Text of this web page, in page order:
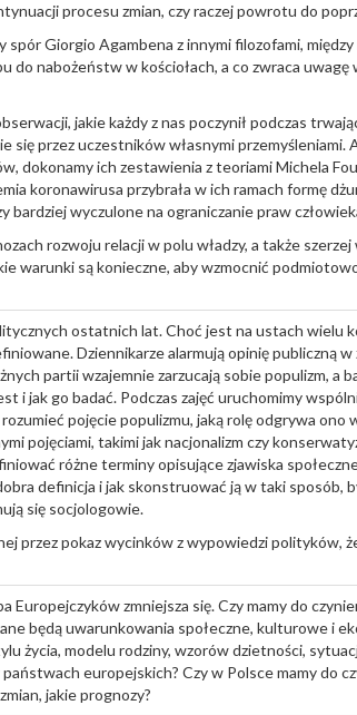
procesu zmian, czy raczej powrotu do
Giorgio Agambena z innymi filozofami,
do nabożeństw w kościołach, a co zwraca uwagę
jakie każdy z nas poczynił podczas
się przez uczestników własnymi przemyśleniami.
dokonamy ich zestawienia z teoriami Michela
koronawirusa przybrała w ich ramach formę
bardziej wyczulone na ograniczanie praw
rozwoju relacji w polu władzy, a także szerzej
warunki są konieczne, aby wzmocnić
ostatnich lat. Choć jest na ustach wielu
Dziennikarze alarmują opinię publiczną w
partii wzajemnie zarzucają sobie populizm, a
i jak go badać. Podczas zajęć uruchomimy
pojęcie populizmu, jaką rolę odgrywa ono
pojęciami, takimi jak nacjonalizm czy
różne terminy opisujące zjawiska
definicja i jak skonstruować ją w taki sposób,
się socjologowie.
przez pokaz wycinków z wypowiedzi polityków,
Europejczyków zmniejsza się. Czy mamy do
będą uwarunkowania społeczne, kulturowe i
życia, modelu rodziny, wzorów dzietności,
europejskich? Czy w Polsce mamy do
jakie prognozy?